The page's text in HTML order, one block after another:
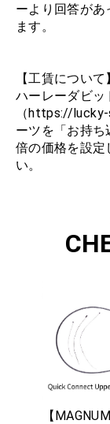
ーより回答が
ます。
【工賃について
ハーレーダビッ
（https://
ーツを「お持
倍の価格を設定
い。
【